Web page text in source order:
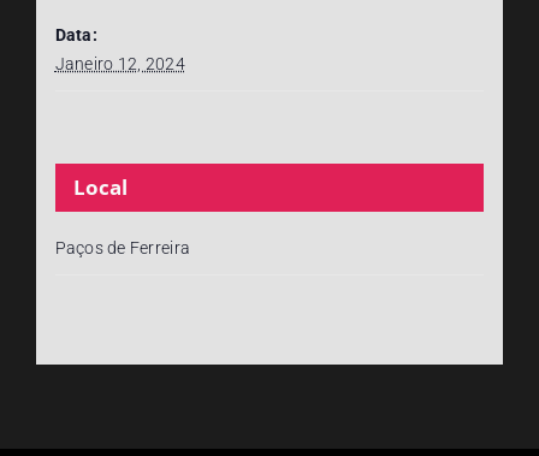
Data:
Janeiro 12, 2024
Local
Paços de Ferreira